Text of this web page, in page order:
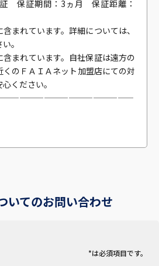
証 保証期間：3ヵ月 保証距離：
まれています。詳細については、
。
まれています。自社保証は遠方の
のＦＡＩＡネット加盟店にての対
ください。
いてのお問い合わせ
*は必須項目です。